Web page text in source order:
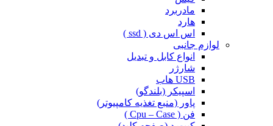
مادربرد
هارد
اس اس دی ( ssd )
لوازم جانبی
انواع کابل و تبدیل
شارژر
USB هاب
اسپیکر (بلندگو)
پاور (منبع تغذیه کامپیوتر)
فن ( Cpu – Case )